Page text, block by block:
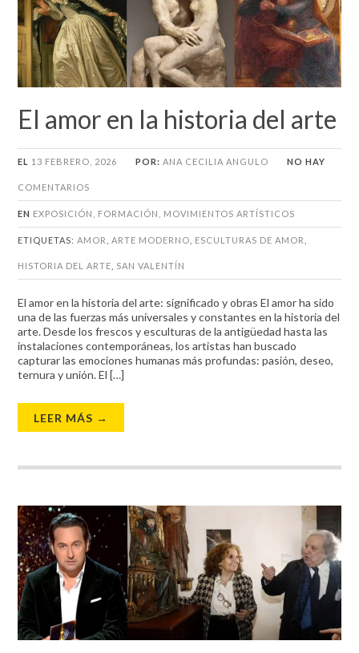
El amor en la historia del arte
EL 13 FEBRERO, 2026 POR: ANA CECILIA ANGULO NO HAY
COMENTARIOS
EN EXPOSICIÓN FORMACIÓN MOVIMIENTOS ARTÍSTICOS
ETIQUETAS: AMOR ARTE MODERNO ESCULTURAS DE AMOR
HISTORIA DEL ARTE SAN VALENTÍN
El amor en la historia del arte: significado y obras El amor ha sido
una de las fuerzas más universales y constantes en la historia del
arte. Desde los frescos y esculturas de la antigüedad hasta las
instalaciones contemporáneas, los artistas han buscado
capturar las emociones humanas más profundas: pasión, deseo,
ternura y unión. El […]
LEER MÁS →